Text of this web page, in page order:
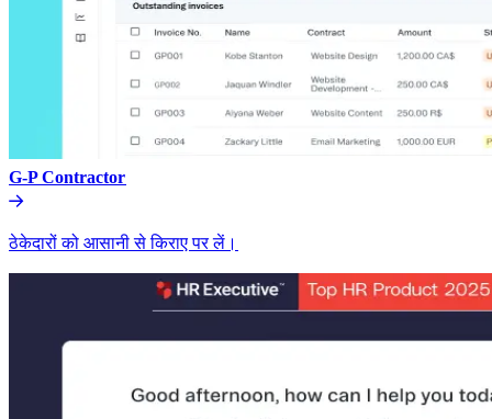
G-P Contractor​​
ठेकेदारों को आसानी से किराए पर लें।​​